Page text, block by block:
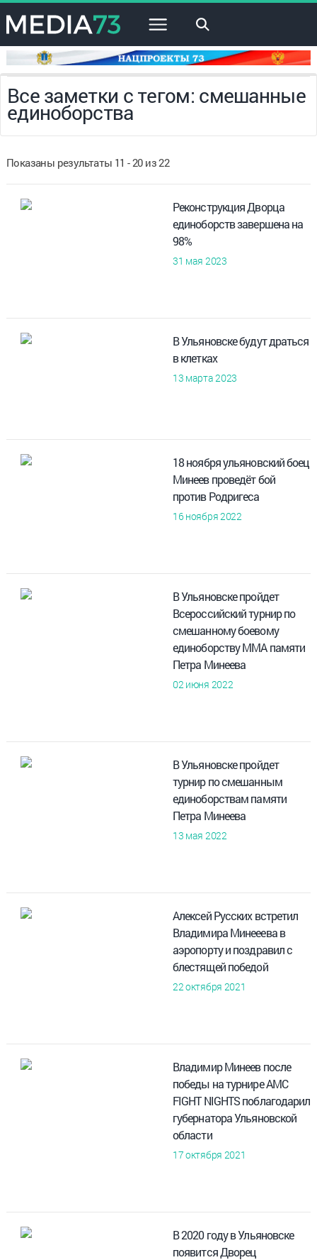
×
Все заметки с тегом: смешанные
единоборства
Показаны результаты 11 - 20 из 22
Реконструкция Дворца
единоборств завершена на
98%
31 мая 2023
В Ульяновске будут драться
в клетках
13 марта 2023
18 ноября ульяновский боец
Минеев проведёт бой
против Родригеса
16 ноября 2022
В Ульяновске пройдет
Всероссийский турнир по
смешанному боевому
единоборству ММА памяти
Петра Минеева
02 июня 2022
В Ульяновске пройдет
турнир по смешанным
единоборствам памяти
Петра Минеева
13 мая 2022
Алексей Русских встретил
Владимира Минееева в
аэропорту и поздравил с
блестящей победой
22 октября 2021
Владимир Минеев после
победы на турнире AMC
FIGHT NIGHTS поблагодарил
губернатора Ульяновской
области
17 октября 2021
В 2020 году в Ульяновске
появится Дворец